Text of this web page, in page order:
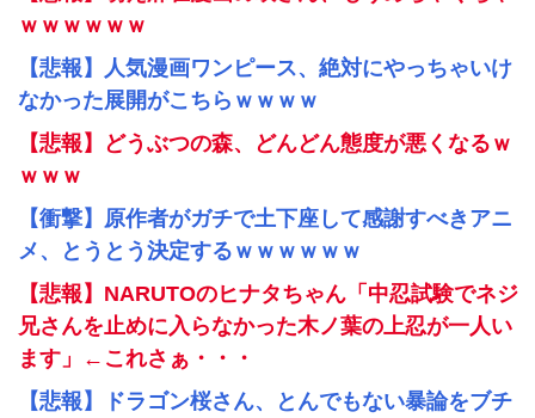
ｗｗｗｗｗｗ
【悲報】人気漫画ワンピース、絶対にやっちゃいけ
なかった展開がこちらｗｗｗｗ
【悲報】どうぶつの森、どんどん態度が悪くなるｗ
ｗｗｗ
【衝撃】原作者がガチで土下座して感謝すべきアニ
メ、とうとう決定するｗｗｗｗｗｗ
【悲報】NARUTOのヒナタちゃん「中忍試験でネジ
兄さんを止めに入らなかった木ノ葉の上忍が一人い
ます」←これさぁ・・・
【悲報】ドラゴン桜さん、とんでもない暴論をブチ